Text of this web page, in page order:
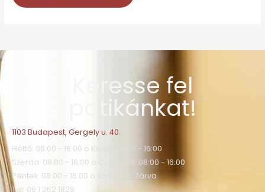
Keresse fel
patikánkat!
1103 Budapest, Gergely u. 40.
Hétfő: 08:00 - 16:00 o Kedd: 08:00 - 16:00
Szerda: 08:00 - 16:00 o Csütörtök: 08:00 - 16:00
Péntek: 08:00 - 16:00 o Szombat: Zárva
Tel: 06 1 262 1828